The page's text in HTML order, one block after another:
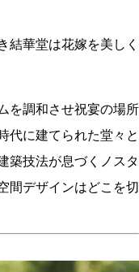
結華堂は花嫁を美しく
を調和させ祝宴の場所
代に建てられた堂々と
築技法が息づくノスタ
間デザインはどこを切